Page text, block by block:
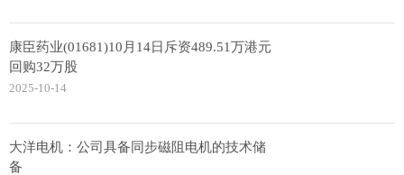
康臣药业(01681)10月14日斥资489.51万港元
回购32万股
2025-10-14
大洋电机：公司具备同步磁阻电机的技术储
备